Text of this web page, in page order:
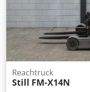
Zinkenverstellgerät,
Reachtruck
Still FM-X14N